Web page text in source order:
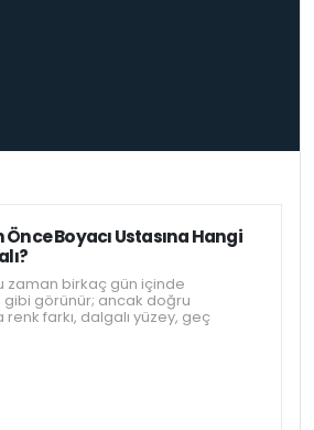
Boyacı Ustasına Hangi
zaman birkaç gün içinde
görünür; ancak doğru
renk farkı, dalgalı yüzey, geç